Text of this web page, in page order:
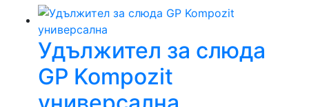
Удължител за слюда
GP Kompozit